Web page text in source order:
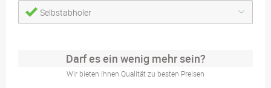
Selbstabholer
Darf es ein wenig mehr sein?
Wir bieten Ihnen Qualität zu besten Preisen